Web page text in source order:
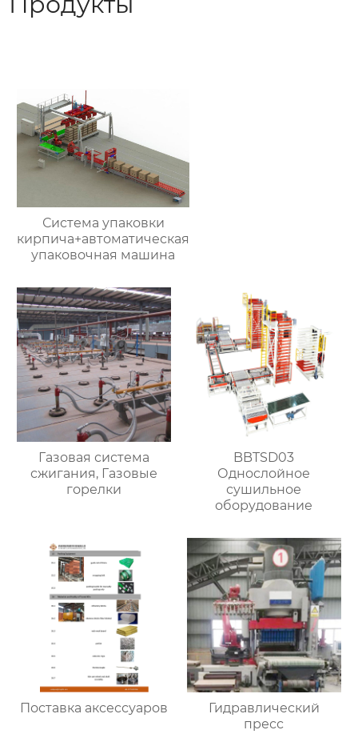
Система упаковки
кирпича+автоматическая
упаковочная машина
Газовая система
сжигания, Газовые
горелки
BBTSD03
Однослойное
сушильное
оборудование
Поставка аксессуаров
Гидравлический
пресс